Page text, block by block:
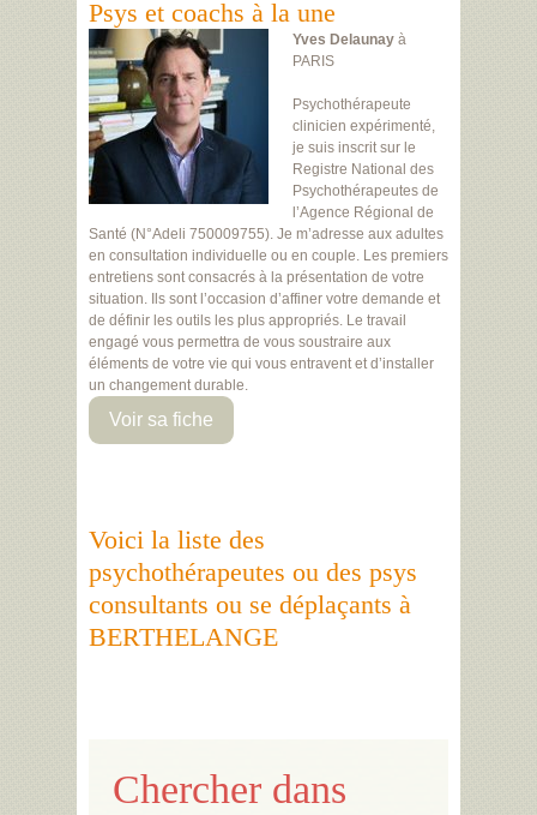
Psys et coachs à la une
Yves Delaunay à
PARIS
Psychothérapeute
clinicien expérimenté,
je suis inscrit sur le
Registre National des
Psychothérapeutes de
l’Agence Régional de
Santé (N°Adeli 750009755). Je m’adresse aux adultes
en consultation individuelle ou en couple. Les premiers
entretiens sont consacrés à la présentation de votre
situation. Ils sont l’occasion d’affiner votre demande et
de définir les outils les plus appropriés. Le travail
engagé vous permettra de vous soustraire aux
éléments de votre vie qui vous entravent et d’installer
un changement durable.
Voir sa fiche
Voici la liste des
psychothérapeutes ou des psys
consultants ou se déplaçants à
BERTHELANGE
Chercher dans